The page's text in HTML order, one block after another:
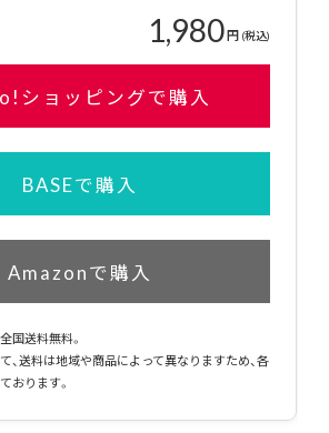
1,980円 (税込)
ショッピングで購入
BASEで購入
Amazonで購入
国送料無料。
、送料は地域や商品によって異なりますため、各
おります。